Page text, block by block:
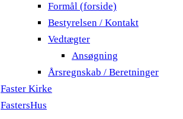
Formål (forside)
Bestyrelsen / Kontakt
Vedtægter
Ansøgning
Årsregnskab / Beretninger
Faster Kirke
FastersHus